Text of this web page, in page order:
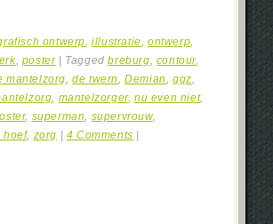
ontwerp ,illustratie ,ontwerp
, poster | Taggedbreburg contour,
mantelzorg ,de twern ,Demian ,ggz
mantelzorger,nu even niet,
, superman supervrouw,
hoef, zorg | 4 Comments |